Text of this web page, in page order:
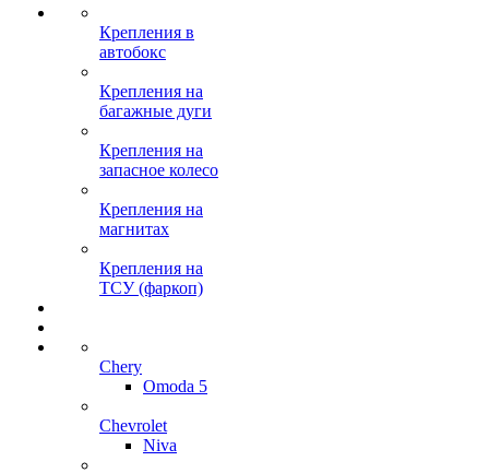
Крепления в
автобокс
Крепления на
багажные дуги
Крепления на
запасное колесо
Крепления на
магнитах
Крепления на
ТСУ (фаркоп)
Chery
Omoda 5
Chevrolet
Niva